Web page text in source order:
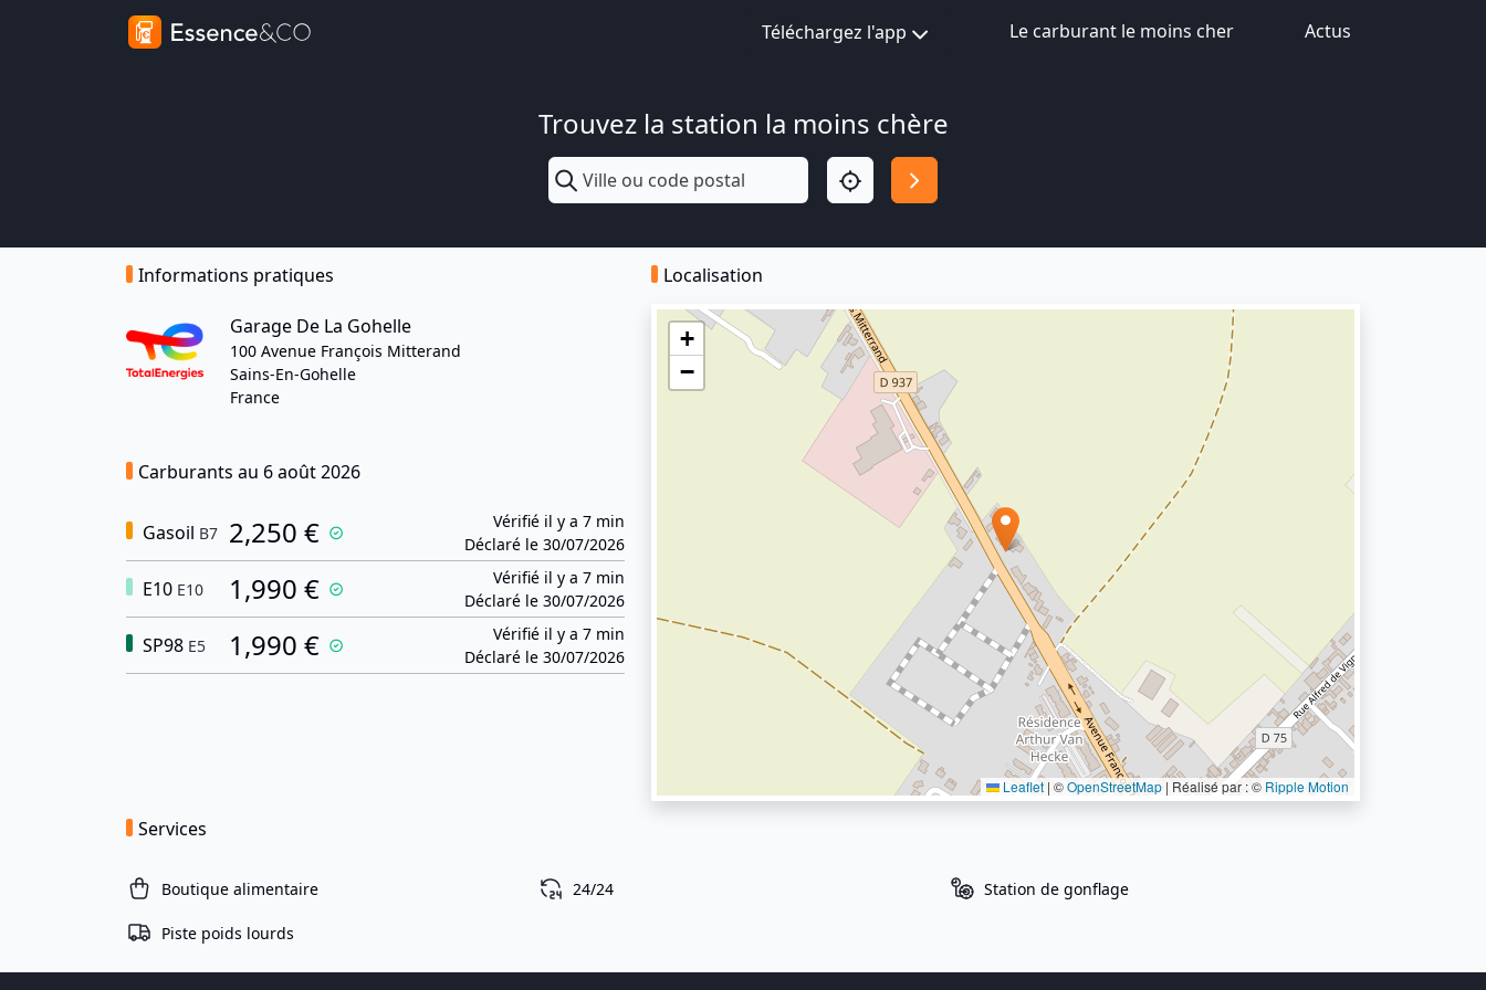
Téléchargez l'app Le carburant le moins cher Actus
Trouvez la station la moins chère
Informations pratiques
Garage De La Gohelle
100 Avenue François Mitterand
Sains-En-Gohelle
France
Carburants au 6 août 2026
Gasoil B7 2,250 €
Vérifié il y a 7 min
Déclaré le 30/07/2026
E10 E10 1,990 €
Vérifié il y a 7 min
Déclaré le 30/07/2026
SP98 E5 1,990 €
Vérifié il y a 7 min
Déclaré le 30/07/2026
Localisation
+
−
Leaflet | ©OpenStreetMap | Réalisé par : © Ripple Motion
Services
Boutique alimentaire 24/24 Station de gonflage
Piste poids lourds